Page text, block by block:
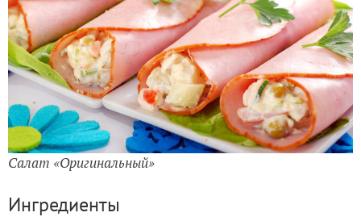
Салат «Оригинальный»
Ингредиенты